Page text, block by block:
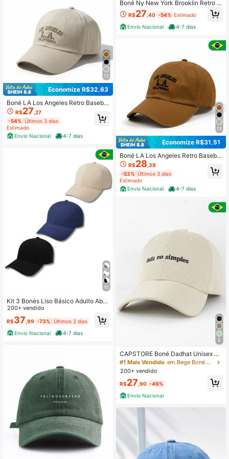
13
Economize R$32,63
Boné LA Los Angeles Retro Basebol
Aba Curva Masculino e Feminino R
egulagem Fitão Letra Casual Algod
R$27 ,27
-54% Últimos 3 dias
Estimado
Envio Nacional
4-7 dias
10
Kit 3 Bonés Liso Básico Adulto Aba
Curva Masculino e Feminino Super
200+ vendido
R$37 ,99 -73% Últimos 2 dias
Envio Nacional
4-7 dias
Boné Ny New York Brooklin Retro B
asebol Aba Curva Masculino e Femi
nino Regulagem Fitão Letra Casual
R$27 ,40 -54% Estimado
Envio Nacional
4-7 dias
13
Economize R$31,51
Boné LA Los Angeles Retro Basebol
Aba Curva Masculino e Feminino R
egulagem Fitão Letra Casual Algod
R$28 ,39
-53% Últimos 3 dias
Estimado
Envio Nacional
4-7 dias
8
CAPSTORE Boné Dadhat Unisex Aj
ustável Algodão Premium Feliz no S
imples
#1 Mais Vendido
em Bege Boné de beisebol masculino
200+ vendido
R$27 ,90 -49%
Envio Nacional